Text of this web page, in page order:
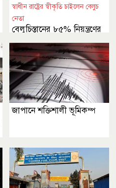
স্বাধীন রাষ্ট্রের স্বীকৃতি চাইলেন বেলুচ
নেতা
বেলুচিস্তানের ৮৫% নিয়ন্ত্রণের
জাপানে শক্তিশালী ভূমিকম্প